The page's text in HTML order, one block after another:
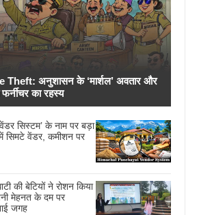
अनुशासन के ‘मार्शल’ अवतार और
का रहस्य
सिस्टम’ के नाम पर बड़ा
वेंडर, कमीशन पर
की बेटियों ने रोशन किया
मेहनत के दम पर
जगह